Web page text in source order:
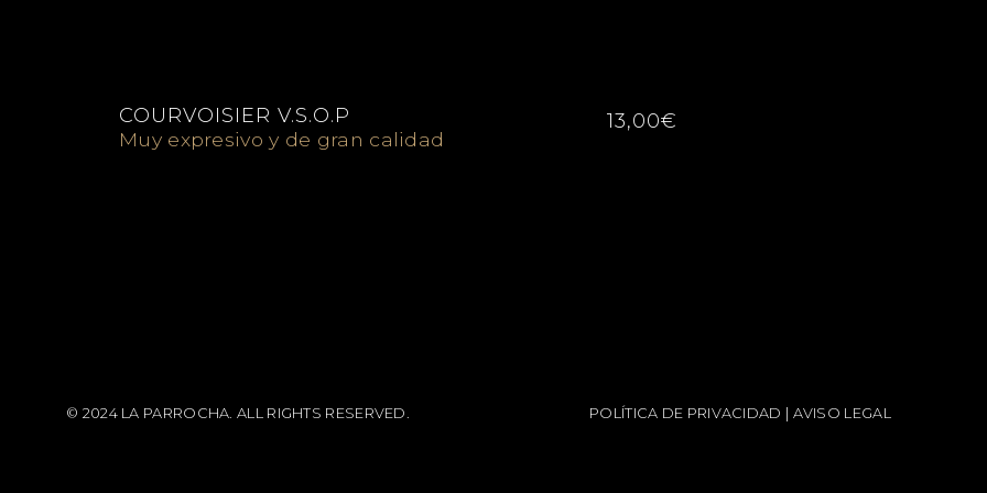
COURVOISIER V.S.O.P
Muy expresivo y de gran calidad
13,00€
© 2024 LA PARROCHA. ALL RIGHTS RESERVED. POLÍTICA DE PRIVACIDAD AVISO LEGAL